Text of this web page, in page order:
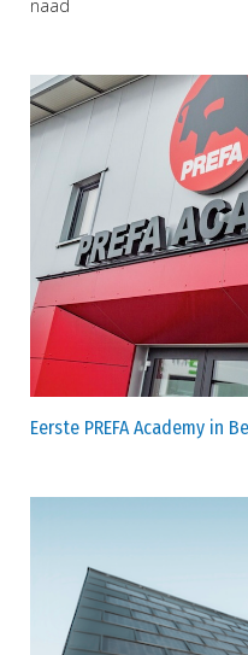
naad
Eerste PREFA Academy in